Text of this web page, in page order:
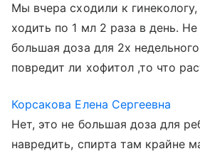
Мы вчера сходили к
ходить по 1 мл 2 раза в день.
большая доза для 2х
повредит ли хофитол ,то что
Корсакова Елена Сергеевна
Нет, это не большая доза для
навредить, спирта там крайне